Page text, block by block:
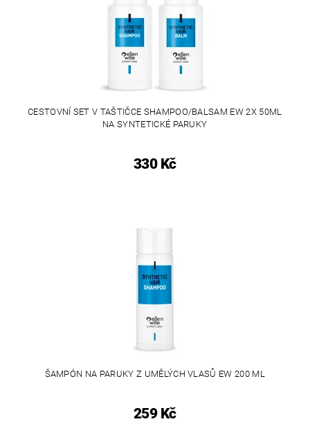
CESTOVNÍ SET V TAŠTIČCE SHAMPOO/BALSAM EW 2X 50ML
NA SYNTETICKÉ PARUKY
330 Kč
ŠAMPÓN NA PARUKY Z UMĚLÝCH VLASŮ EW 200 ML
259 Kč